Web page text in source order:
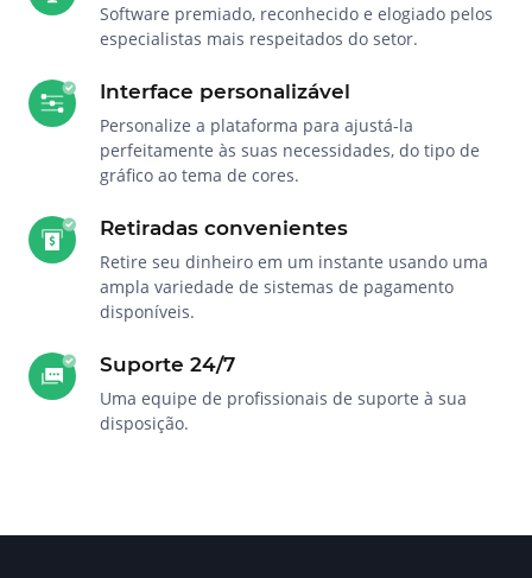
Software premiado, reconhecido e elogiado pelos
especialistas mais respeitados do setor.
Interface personalizável
Personalize a plataforma para ajustá-la
perfeitamente às suas necessidades, do tipo de
gráfico ao tema de cores.
Retiradas convenientes
Retire seu dinheiro em um instante usando uma
ampla variedade de sistemas de pagamento
disponíveis.
Suporte 24/7
Uma equipe de profissionais de suporte à sua
disposição.